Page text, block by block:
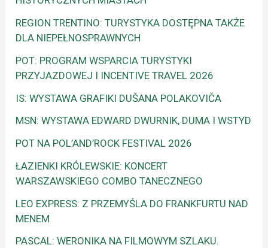
REGION TRENTINO: TURYSTYKA DOSTĘPNA TAKŻE
DLA NIEPEŁNOSPRAWNYCH
POT: PROGRAM WSPARCIA TURYSTYKI
PRZYJAZDOWEJ I INCENTIVE TRAVEL 2026
IS: WYSTAWA GRAFIKI DUŠANA POLAKOVIČA
MSN: WYSTAWA EDWARD DWURNIK, DUMA I WSTYD
POT NA POL’AND’ROCK FESTIVAL 2026
ŁAZIENKI KRÓLEWSKIE: KONCERT
WARSZAWSKIEGO COMBO TANECZNEGO
LEO EXPRESS: Z PRZEMYŚLA DO FRANKFURTU NAD
MENEM
PASCAL: WERONIKA NA FILMOWYM SZLAKU.